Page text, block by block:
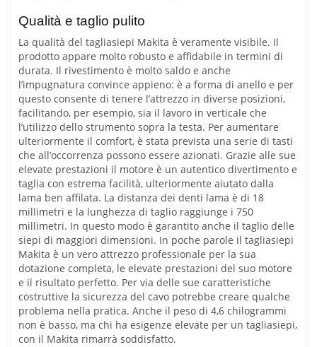
Qualità e taglio pulito
La qualità del tagliasiepi Makita è veramente visibile. Il
prodotto appare molto robusto e affidabile in termini di
durata. Il rivestimento è molto saldo e anche
l’impugnatura convince appieno: è a forma di anello e per
questo consente di tenere l’attrezzo in diverse posizioni,
facilitando, per esempio, sia il lavoro in verticale che
l’utilizzo dello strumento sopra la testa. Per aumentare
ulteriormente il comfort, è stata prevista una serie di tasti
che all’occorrenza possono essere azionati. Grazie alle sue
elevate prestazioni il motore è un autentico divertimento e
taglia con estrema facilità, ulteriormente aiutato dalla
lama ben affilata. La distanza dei denti lama è di 18
millimetri e la lunghezza di taglio raggiunge i 750
millimetri. In questo modo è garantito anche il taglio delle
siepi di maggiori dimensioni. In poche parole il tagliasiepi
Makita è un vero attrezzo professionale per la sua
dotazione completa, le elevate prestazioni del suo motore
e il risultato perfetto. Per via delle sue caratteristiche
costruttive la sicurezza del cavo potrebbe creare qualche
problema nella pratica. Anche il peso di 4,6 chilogrammi
non è basso, ma chi ha esigenze elevate per un tagliasiepi,
con il Makita rimarrà soddisfatto.